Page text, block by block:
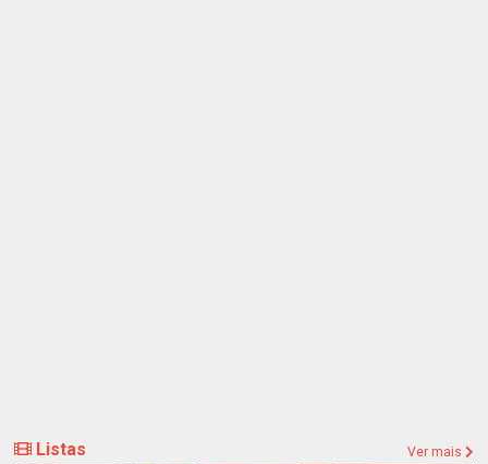
Listas Ver mais